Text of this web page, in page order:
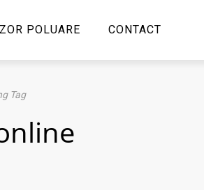
POLUARE CONTACT
Tag